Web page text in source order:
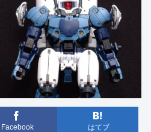
Facebook はてブ